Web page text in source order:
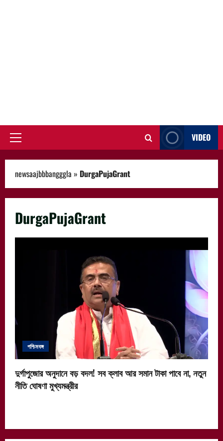
Primary
VIDEO
newsaajbbbangggla » DurgaPujaGrant
DurgaPujaGrant
পশ্চিমবঙ্গ
দুর্গাপুজোর অনুদানে বড় বদল! সব ক্লাব আর সমান টাকা পাবে না, নতুন
নীতি ঘোষণা মুখ্যমন্ত্রীর